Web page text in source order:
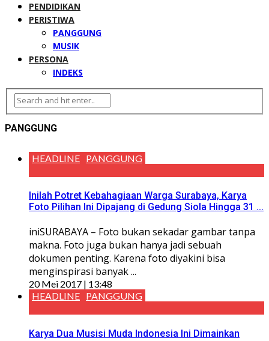
PENDIDIKAN
PERISTIWA
PANGGUNG
MUSIK
PERSONA
INDEKS
PANGGUNG
HEADLINE PANGGUNG
Inilah Potret Kebahagiaan Warga Surabaya, Karya
Foto Pilihan Ini Dipajang di Gedung Siola Hingga 31 ...
iniSURABAYA – Foto bukan sekadar gambar tanpa
makna. Foto juga bukan hanya jadi sebuah
dokumen penting. Karena foto diyakini bisa
menginspirasi banyak ...
20 Mei 2017 | 13:48
HEADLINE PANGGUNG
Karya Dua Musisi Muda Indonesia Ini Dimainkan